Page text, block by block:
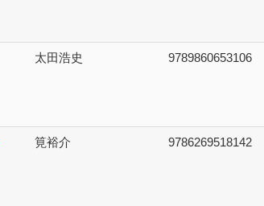
太田浩史 9789860653106
筧裕介 9786269518142